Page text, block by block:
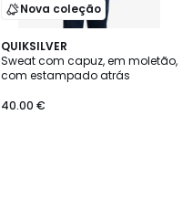
Nova coleção
QUIKSILVER
Sweat com capuz, em moletão,
com estampado atrás
40.00 €